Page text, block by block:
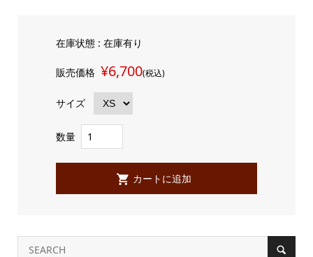
在庫状態 : 在庫有り
販売価格 ¥6,700(税込)
サイズ
数量